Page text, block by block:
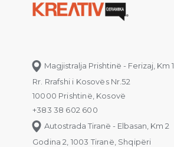
Magjistralja Prishtinë - Ferizaj, Km 1
Rr. Rrafshi i Kosovës Nr.52
10000 Prishtinë, Kosovë
+383 38 602 600
Autostrada Tiranë - Elbasan, Km 2
Godina 2, 1003 Tiranë, Shqipëri